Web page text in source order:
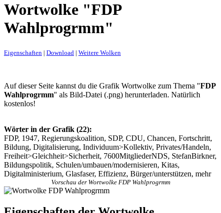
Wortwolke "FDP
Wahlprogrmm"
Eigenschaften | Download | Weitere Wolken
Auf dieser Seite kannst du die Grafik Wortwolke zum Thema "FDP
Wahlprogrmm" als Bild-Datei (.png) herunterladen. Natürlich
kostenlos!
Wörter in der Grafik (22):
FDP, 1947, Regierungskoalition, SDP, CDU, Chancen, Fortschritt,
Bildung, Digitalisierung, Individuum>Kollektiv, Privates/Handeln,
Freiheit>Gleichheit>Sicherheit, 7600MitgliederNDS, StefanBirkner,
Bildungspolitik, Schulen/umbauen/modernisieren, Kitas,
Digitalministerium, Glasfaser, Effizienz, Bürger/unterstützen, mehr
Vorschau der Wortwolke FDP Wahlprogrmm